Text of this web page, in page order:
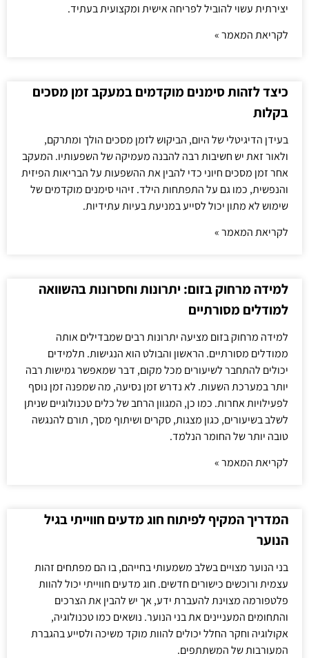
יצירתית עשוי להוביל לפריחה אישית ומקצועית בעתיד.
לקריאת המאמר »
כיצד לזהות סימנים מוקדמים במעקב זמן מסכים
בקלות
בעידן הדיגיטלי של היום, הביקוש לזמן מסכים הולך ומתרקם,
ולאור זאת יש חשיבות רבה להבנה מעמיקה של השפעותיו. המעקב
אחר זמן מסכים חיוני כדי להבין את ההשפעות על הבריאות הפיזית
והנפשית, כמו גם על התפתחות הילד. זיהוי סימנים מוקדמים של
שימוש לא מתון יכול לסייע במניעת בעיות עתידיות.
לקריאת המאמר »
למידה מרחוק בזום: יתרונות וחסרונות בהשוואה
למודלים מסורתיים
למידה מרחוק בזום מציעה יתרונות רבים שמבדילים אותה
ממודלים מסורתיים. הראשון והבולט הוא הנגישות. תלמידים
יכולים להתחבר לשיעורים מכל מקום, דבר שמאפשר גמישות רבה
יותר במערכת השעות. לא נדרש זמן נסיעה, מה שמפנה זמן נוסף
לפעילויות אחרות. כמו כן, המגוון הרחב של כלים טכנולוגיים שניתן
לשלב בשיעורים, כגון מצגות, סקרים ושיתוף מסך, תורם להנגשה
טובה יותר של החומר הנלמד.
לקריאת המאמר »
המדריך המקיף לפיתוח חוג מדעים חווייתי בגיל
הנוער
בני הנוער מצויים בשלב משמעותי בחייהם, בו הם מפתחים זהות
עצמית ורוכשים כישורים חדשים. חוג מדעים חווייתי יכול להוות
פלטפורמה מצוינת להעברת ידע, אך יש להבין את הצרכים
והתחומים המעניינים את בני הנוער. נושאים כמו טכנולוגיה,
אקולוגיה וחקר החלל יכולים להוות מוקד משיכה ולסייע בהגברת
המעורבות של המשתתפים.